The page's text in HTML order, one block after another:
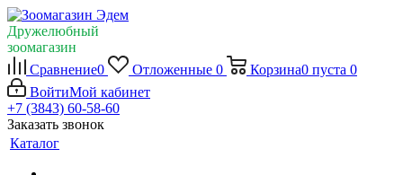
Дружелюбный
зоомагазин
Сравнение0 Отложенные 0 Корзина0 пуста 0
ВойтиМой кабинет
+7 (3843) 60-58-60
Заказать звонок
Каталог